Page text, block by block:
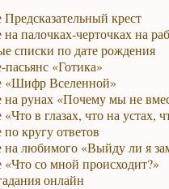
Предсказательный крест
на палочках-черточках на
списки по дате рождения
пасьянс «Готика»
«Шифр Вселенной»
на рунах «Почему мы не
«Что в глазах, что на устах,
по кругу ответов
на любимого «Выйду ли я
«Что со мной происходит?»
онлайн